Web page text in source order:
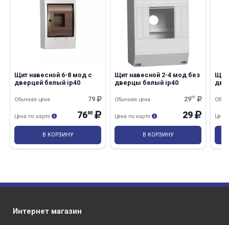
Щит навесной 6-8 мод с
дверцей белый ip40
79
Обычная цена
7690
Цена по карте
В КОРЗИНУ
Щит навесной 2-4 мод без
дверцы белый ip40
2990
Обычная цена
29
Цена по карте
В КОРЗИНУ
Щит
Цена
Интернет магазин